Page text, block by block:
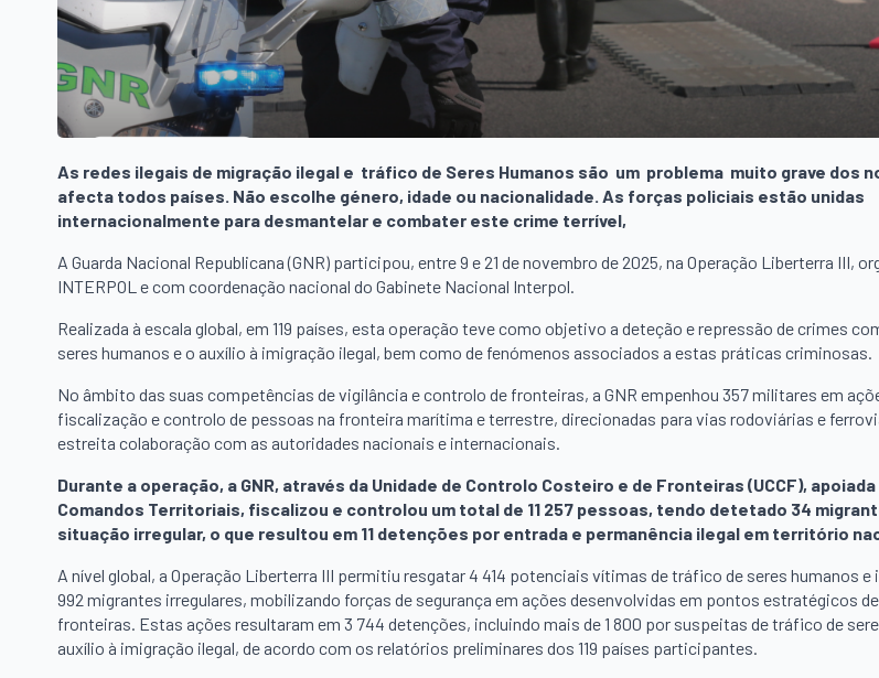
As redes ilegais de migração ilegal e tráfico de Seres Humanos são um problema muito grave dos
afecta todos países. Não escolhe género, idade ou nacionalidade. As forças policiais estão unidas
internacionalmente para desmantelar e combater este crime terrível,
A Guarda Nacional Republicana (GNR) participou, entre 9 e 21 de novembro de 2025, na Operação Liberterra III,
INTERPOL e com coordenação nacional do Gabinete Nacional Interpol.
Realizada à escala global, em 119 países, esta operação teve como objetivo a deteção e repressão de crimes
seres humanos e o auxílio à imigração ilegal, bem como de fenómenos associados a estas práticas criminosas.
No âmbito das suas competências de vigilância e controlo de fronteiras, a GNR empenhou 357 militares em
fiscalização e controlo de pessoas na fronteira marítima e terrestre, direcionadas para vias rodoviárias e
estreita colaboração com as autoridades nacionais e internacionais.
Durante a operação, a GNR, através da Unidade de Controlo Costeiro e de Fronteiras (UCCF),
Comandos Territoriais, fiscalizou e controlou um total de 11 257 pessoas, tendo detetado 34
situação irregular, o que resultou em 11 detenções por entrada e permanência ilegal em território
A nível global, a Operação Liberterra III permitiu resgatar 4 414 potenciais vítimas de tráfico de seres humanos e
992 migrantes irregulares, mobilizando forças de segurança em ações desenvolvidas em pontos estratégicos
fronteiras. Estas ações resultaram em 3 744 detenções, incluindo mais de 1 800 por suspeitas de tráfico de
auxílio à imigração ilegal, de acordo com os relatórios preliminares dos 119 países participantes.